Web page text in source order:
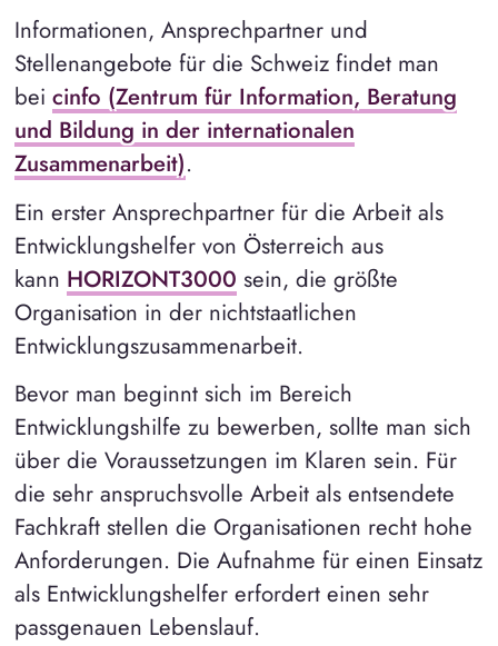
Informationen, Ansprechpartner und
Stellenangebote für die Schweiz findet man
bei cinfo (Zentrum für Information, Beratung
und Bildung in der internationalen
Zusammenarbeit).
Ein erster Ansprechpartner für die Arbeit als
Entwicklungshelfer von Österreich aus
kann HORIZONT3000 sein, die größte
Organisation in der nichtstaatlichen
Entwicklungszusammenarbeit.
Bevor man beginnt sich im Bereich
Entwicklungshilfe zu bewerben, sollte man sich
über die Voraussetzungen im Klaren sein. Für
die sehr anspruchsvolle Arbeit als entsendete
Fachkraft stellen die Organisationen recht hohe
Anforderungen. Die Aufnahme für einen Einsatz
als Entwicklungshelfer erfordert einen sehr
passgenauen Lebenslauf.